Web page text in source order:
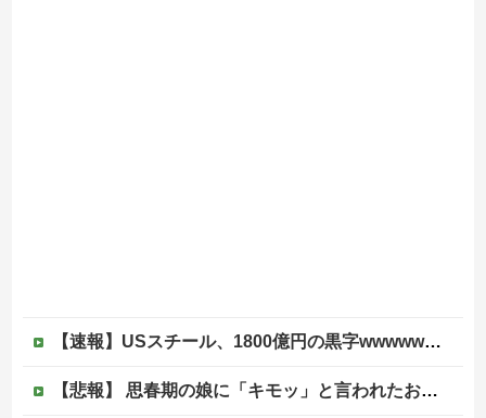
【速報】USスチール、1800億円の黒字wwwwwwwwwwwwwwwwwwwwwwww
【悲報】 思春期の娘に「キモッ」と言われたお父さん、グレるｗｗｗｗｗｗｗ